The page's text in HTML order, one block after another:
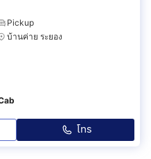
Pickup
บ้านค่าย ระยอง
โทร